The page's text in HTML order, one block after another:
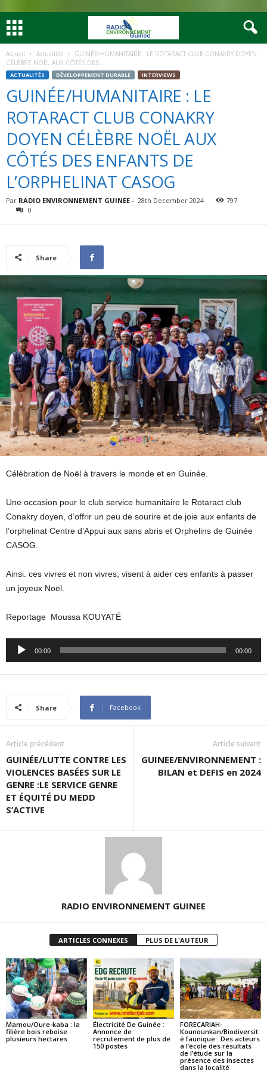
Accueil Actualités
GUINÉE/HUMANITAIRE : LE ROTARACT CLUB CONAKRY DOYEN
CÉLÈBRE NOËL AUX CÔTÉS DES...
ACTUALITÉS DÉVELOPPEMENT DURABLE INTERVIEWS
GUINÉE/HUMANITAIRE : LE
ROTARACT CLUB CONAKRY
DOYEN CÉLÈBRE NOËL AUX
CÔTÉS DES ENFANTS DE
L’ORPHELINAT CASOG
Par RADIO ENVIRONNEMENT GUINEE - 28th December 2024
797
0
Share
Célébration de Noël à travers le monde et en Guinée.
Une occasion pour le club service humanitaire le Rotaract club
Conakry doyen, d’offrir un peu de sourire et de joie aux enfants de
l’orphelinat Centre d’Appui aux sans abris et Orphelins de Guinée
CASOG.
Ainsi. ces vivres et non vivres, visent à aider ces enfants à passer
un joyeux Noël.
Reportage Moussa KOUYATÉ
Audio
00:00 00:00
Share Facebook
Article précédent
GUINÉE/LUTTE CONTRE LES
VIOLENCES BASÉES SUR LE
GENRE :LE SERVICE GENRE
ET ÉQUITÉ DU MEDD
S’ACTIVE
Article suivant
GUINEE/ENVIRONNEMENT :
BILAN et DEFIS en 2024
RADIO ENVIRONNEMENT GUINEE
ARTICLES CONNEXES PLUS DE L'AUTEUR
Mamou/Oure-kaba : la
filière bois reboise
plusieurs hectares
Électricité De Guinée :
Annonce de
recrutement de plus de
150 postes
FORECARIAH-
Kounounkan/Biodiversit
é faunique : Des acteurs
à l’école des résultats
de l’étude sur la
présence des insectes
dans la localité